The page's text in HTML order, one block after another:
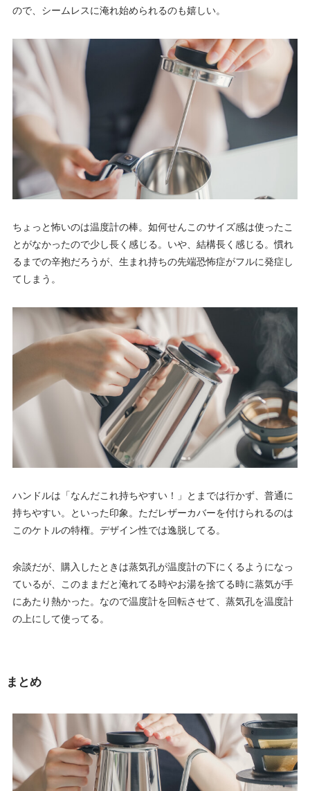
ので、シームレスに淹れ始められるのも嬉しい。
ちょっと怖いのは温度計の棒。如何せんこのサイズ感は使ったこ
とがなかったので少し長く感じる。いや、結構長く感じる。慣れ
るまでの辛抱だろうが、生まれ持ちの先端恐怖症がフルに発症し
てしまう。
ハンドルは「なんだこれ持ちやすい！」とまでは行かず、普通に
持ちやすい。といった印象。ただレザーカバーを付けられるのは
このケトルの特権。デザイン性では逸脱してる。
余談だが、購入したときは蒸気孔が温度計の下にくるようになっ
ているが、このままだと淹れてる時やお湯を捨てる時に蒸気が手
にあたり熱かった。なので温度計を回転させて、蒸気孔を温度計
の上にして使ってる。
まとめ